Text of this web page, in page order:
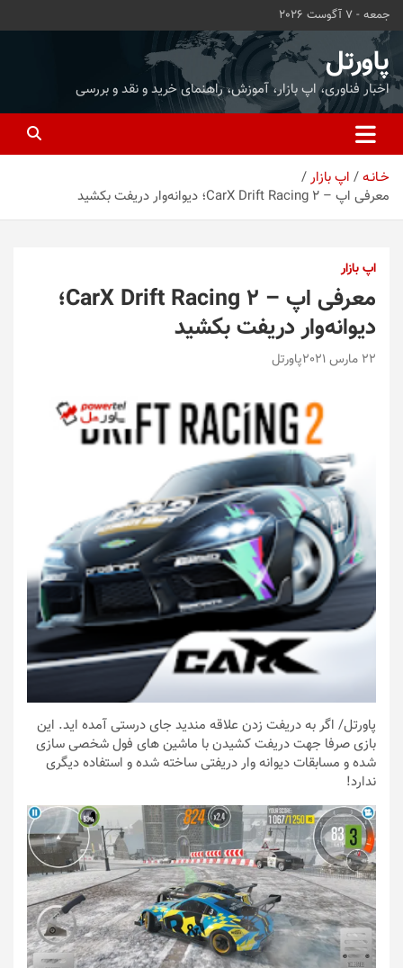
محتوا
بروید
جمعه - 7 آگوست 2026
پاورتل
اخبار فناوری، اپ بازار، آموزش، راهنمای خرید و نقد و بررسی
خـانـه
اپ بازار
معرفی اپ – CarX Drift Racing 2؛ دیوانه‌وار دریفت بکشید
اپ بازار
معرفی اپ – CarX Drift Racing 2؛
دیوانه‌وار دریفت بکشید
22 مارس 2021 پاورتل
پاورتل/ اگر به دریفت زدن علاقه مندید جای درستی آمده اید. این
بازی صرفا جهت دریفت کشیدن با ماشین های فول شخصی سازی
شده و مسابقات دیوانه وار دریفتی ساخته شده و استفاده دیگری
ندارد!